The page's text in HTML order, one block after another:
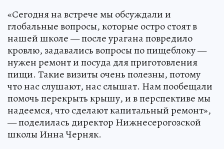
«Сегодня на встрече мы обсуждали и
глобальные вопросы, которые остро стоят в
нашей школе — после урагана повредило
кровлю, задавались вопросы по пищеблоку —
нужен ремонт и посуда для приготовления
пищи. Такие визиты очень полезны, потому
что нас слушают, нас слышат. Нам пообещали
помочь перекрыть крышу, и в перспективе мы
надеемся, что сделают капитальный ремонт»,
— поделилась директор Нижнесерогозской
школы Инна Черняк.